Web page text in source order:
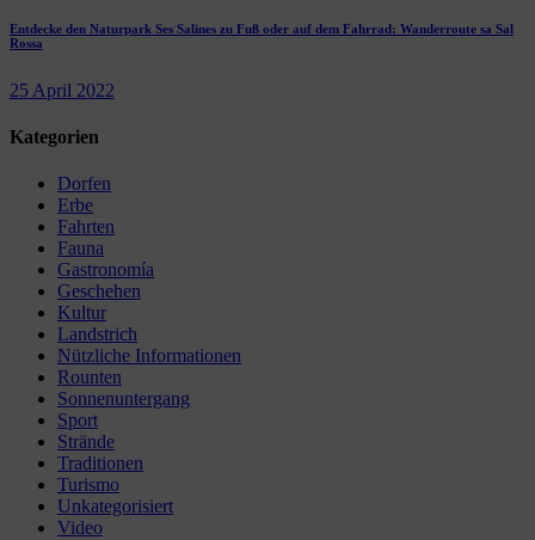
Entdecke den Naturpark Ses Salines zu Fuß oder auf dem Fahrrad: Wanderroute sa Sal
Rossa
25 April 2022
Kategorien
Dorfen
Erbe
Fahrten
Fauna
Gastronomía
Geschehen
Kultur
Landstrich
Nützliche Informationen
Rounten
Sonnenuntergang
Sport
Strände
Traditionen
Turismo
Unkategorisiert
Video